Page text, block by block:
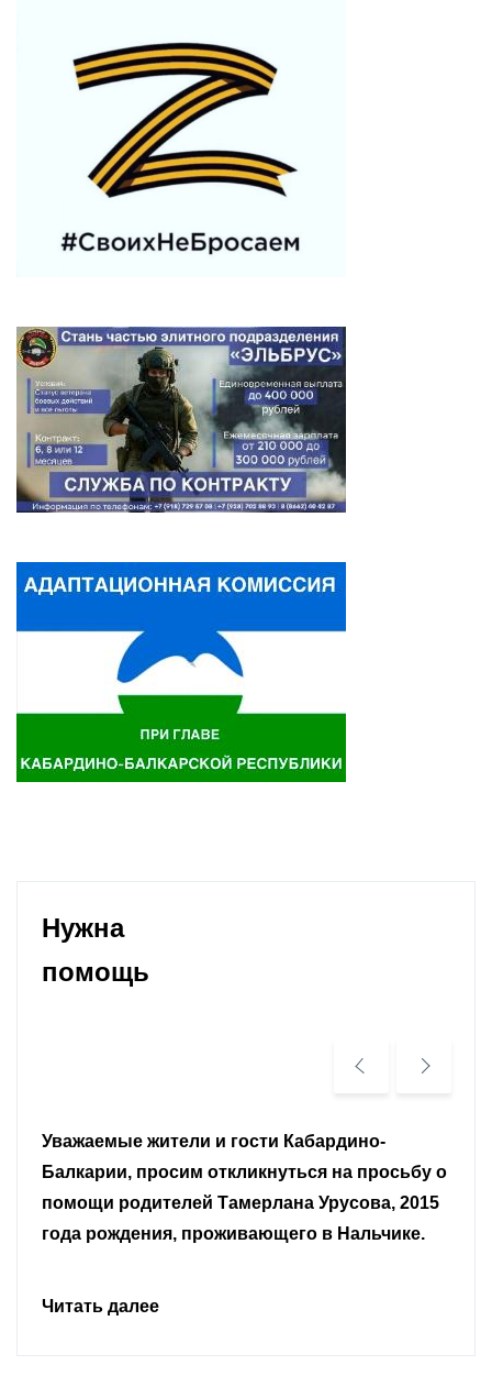
Нужна
помощь
Уважаемые земляки и все неравнодушные
граждане.
Читать далее